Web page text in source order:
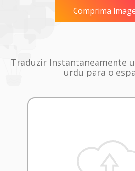
Comprima
Traduzir Instantaneamente
urdu para o